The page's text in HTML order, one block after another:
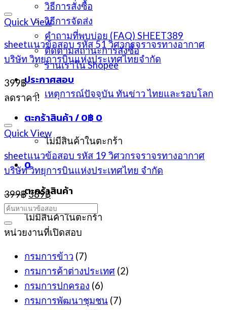
วิธีการสั่งซื้อ
วิธีการจัดส่ง
คำถามที่พบบ่อย (FAQ) SHEET389
ติดตามสถานะการสั่งซื้อ
ร้านเราใน Shopee
ประกาศสอบ
เหตุการณ์ปัจจุบัน ทันข่าว ไทยและรอบโลก
ตะกร้าสินค้า /0฿ 0
ไม่มีสินค้าในตะกร้า
0
ตะกร้าสินค้า
ไม่มีสินค้าในตะกร้า
Quick View
sheetแนวข้อสอบ รหัส 51 วิศวกรจราจรทางอากาศ
บริษัท วิทยุการบินแห่งประเทศไทยจำกัด
399฿
ลดราคา!
Quick View
sheetแนวข้อสอบ รหัส 19 วิศวกรจราจรทางอากาศ
บริษัท วิทยุการบินแห่งประเทศไทย จำกัด
399฿Original
price
was:
399฿.
389฿Current
price
is:
389฿.
หน่วยงานที่เปิดสอบ
กรมการข้าว (7)
กรมการค้าต่างประเทศ (2)
กรมการปกครอง (6)
กรมการพัฒนาชุมชน (7)